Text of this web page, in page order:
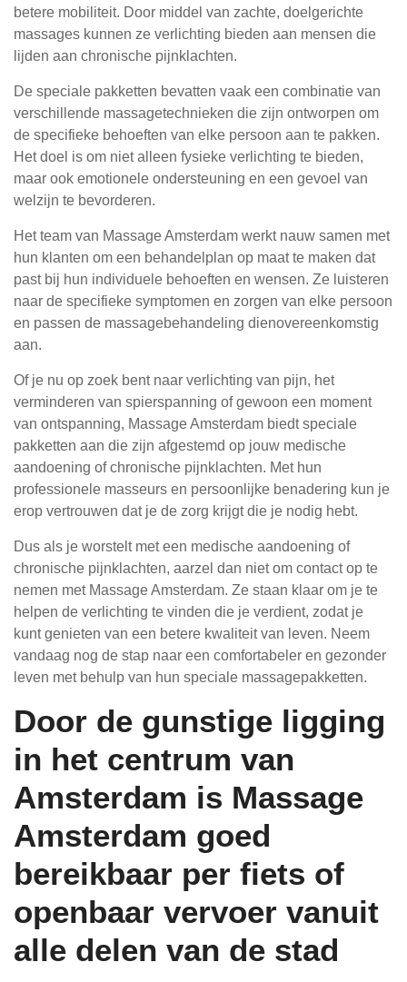
betere mobiliteit. Door middel van zachte, doelgerichte
massages kunnen ze verlichting bieden aan mensen die
lijden aan chronische pijnklachten.
De speciale pakketten bevatten vaak een combinatie van
verschillende massagetechnieken die zijn ontworpen om
de specifieke behoeften van elke persoon aan te pakken.
Het doel is om niet alleen fysieke verlichting te bieden,
maar ook emotionele ondersteuning en een gevoel van
welzijn te bevorderen.
Het team van Massage Amsterdam werkt nauw samen met
hun klanten om een behandelplan op maat te maken dat
past bij hun individuele behoeften en wensen. Ze luisteren
naar de specifieke symptomen en zorgen van elke persoon
en passen de massagebehandeling dienovereenkomstig
aan.
Of je nu op zoek bent naar verlichting van pijn, het
verminderen van spierspanning of gewoon een moment
van ontspanning, Massage Amsterdam biedt speciale
pakketten aan die zijn afgestemd op jouw medische
aandoening of chronische pijnklachten. Met hun
professionele masseurs en persoonlijke benadering kun je
erop vertrouwen dat je de zorg krijgt die je nodig hebt.
Dus als je worstelt met een medische aandoening of
chronische pijnklachten, aarzel dan niet om contact op te
nemen met Massage Amsterdam. Ze staan klaar om je te
helpen de verlichting te vinden die je verdient, zodat je
kunt genieten van een betere kwaliteit van leven. Neem
vandaag nog de stap naar een comfortabeler en gezonder
leven met behulp van hun speciale massagepakketten.
Door de gunstige ligging
in het centrum van
Amsterdam is Massage
Amsterdam goed
bereikbaar per fiets of
openbaar vervoer vanuit
alle delen van de stad